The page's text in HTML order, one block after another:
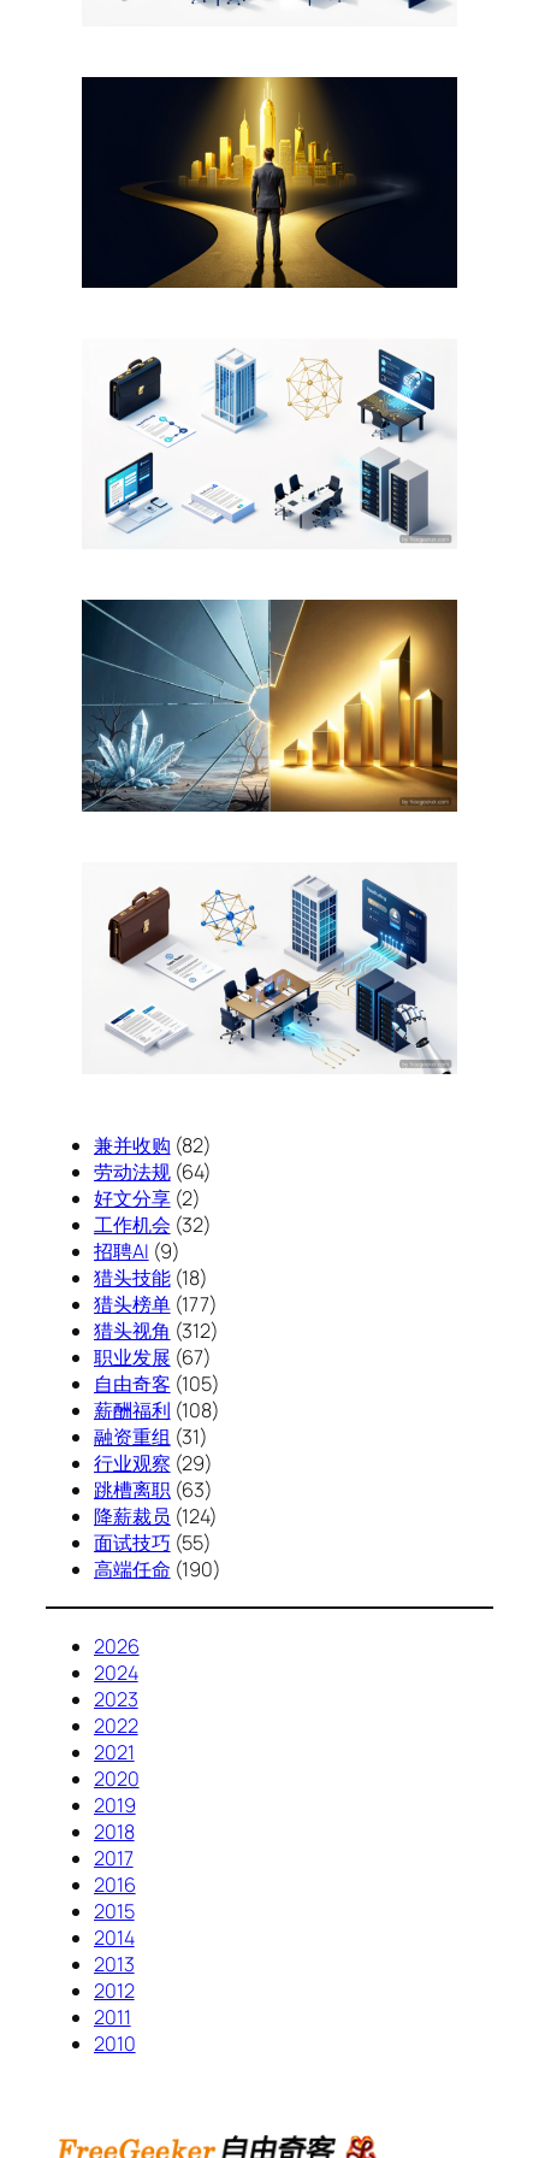
兼并收购 (82)
劳动法规(64)
好文分享(2)
工作机会 (32)
招聘AI (9)
猎头技能(18)
猎头榜单(177)
猎头视角 (312)
职业发展 (67)
自由奇客 (105)
薪酬福利 (108)
融资重组 (31)
行业观察 (29)
跳槽离职(63)
降薪裁员 (124)
面试技巧 (55)
高端任命 (190)
2026
2024
2023
2022
2021
2020
2019
2018
2017
2016
2015
2014
2013
2012
2011
2010